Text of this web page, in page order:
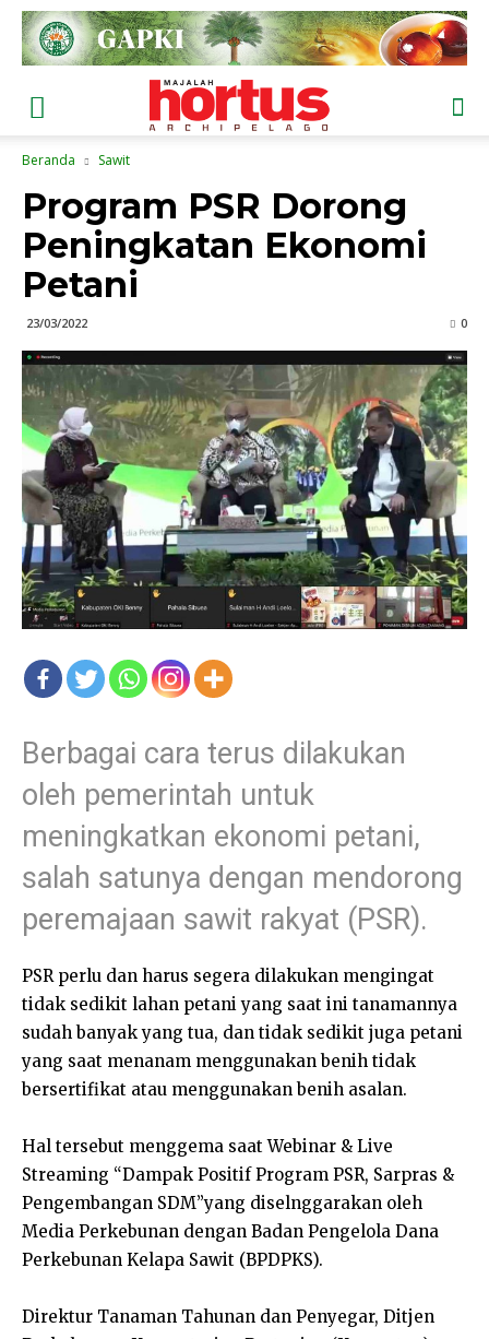
Beranda Sawit
Program PSR Dorong
Peningkatan Ekonomi
Petani
23/03/2022 0
Berbagai cara terus dilakukan
oleh pemerintah untuk
meningkatkan ekonomi petani,
salah satunya dengan mendorong
peremajaan sawit rakyat (PSR).
PSR perlu dan harus segera dilakukan mengingat
tidak sedikit lahan petani yang saat ini tanamannya
sudah banyak yang tua, dan tidak sedikit juga petani
yang saat menanam menggunakan benih tidak
bersertifikat atau menggunakan benih asalan.
Hal tersebut menggema saat Webinar & Live
Streaming “Dampak Positif Program PSR, Sarpras &
Pengembangan SDM”yang diselnggarakan oleh
Media Perkebunan dengan Badan Pengelola Dana
Perkebunan Kelapa Sawit (BPDPKS).
Direktur Tanaman Tahunan dan Penyegar, Ditjen